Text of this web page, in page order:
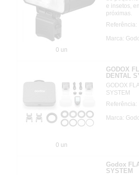
0 un
e insetos,
próximas.
Referência:
Marca:
0 un
GODOX
DENTAL
GODOX
SYSTEM
Referência:
Marca:
Godox
SYSTEM